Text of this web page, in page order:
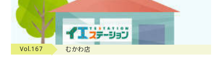
Vol.167 むかわ店